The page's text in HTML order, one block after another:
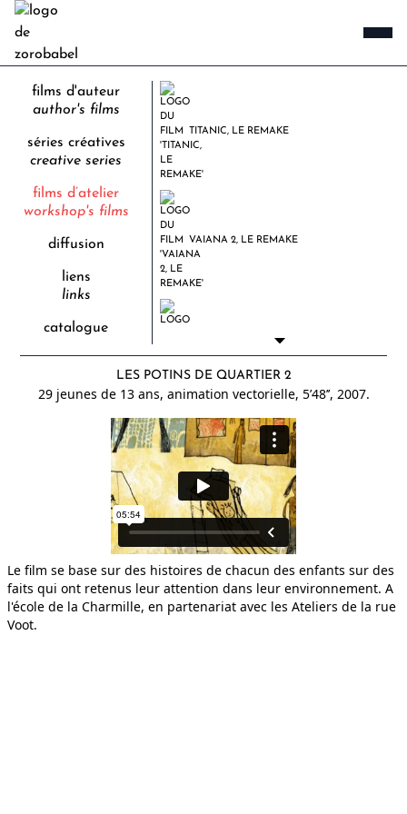
films d'auteur
author's films
séries créatives
creative series
films d’atelier
workshop's films
diffusion
liens
links
catalogue
TITANIC, LE REMAKE
VAIANA 2, LE REMAKE
LA GIRAFE, LE TIGRE ET L...
LE MANTEAU DE NASREDDINE
LES POTINS DE QUARTIER 2
29 jeunes de 13 ans, animation vectorielle, 5’48’’, 2007.
Le film se base sur des histoires de chacun des enfants sur des
faits qui ont retenus leur attention dans leur environnement. A
l'école de la Charmille, en partenariat avec les Ateliers de la rue
Voot.